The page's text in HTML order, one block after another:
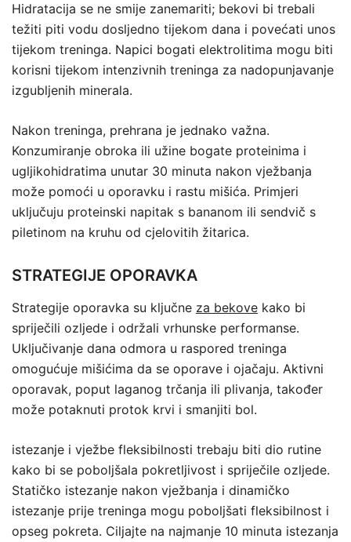
Hidratacija se ne smije zanemariti; bekovi bi trebali
težiti piti vodu dosljedno tijekom dana i povećati unos
tijekom treninga. Napici bogati elektrolitima mogu biti
korisni tijekom intenzivnih treninga za nadopunjavanje
izgubljenih minerala.
Nakon treninga, prehrana je jednako važna.
Konzumiranje obroka ili užine bogate proteinima i
ugljikohidratima unutar 30 minuta nakon vježbanja
može pomoći u oporavku i rastu mišića. Primjeri
uključuju proteinski napitak s bananom ili sendvič s
piletinom na kruhu od cjelovitih žitarica.
STRATEGIJE OPORAVKA
Strategije oporavka su ključne za bekove kako bi
spriječili ozljede i održali vrhunske performanse.
Uključivanje dana odmora u raspored treninga
omogućuje mišićima da se oporave i ojačaju. Aktivni
oporavak, poput laganog trčanja ili plivanja, također
može potaknuti protok krvi i smanjiti bol.
istezanje i vježbe fleksibilnosti trebaju biti dio rutine
kako bi se poboljšala pokretljivost i spriječile ozljede.
Statičko istezanje nakon vježbanja i dinamičko
istezanje prije treninga mogu poboljšati fleksibilnost i
opseg pokreta. Ciljajte na najmanje 10 minuta istezanja